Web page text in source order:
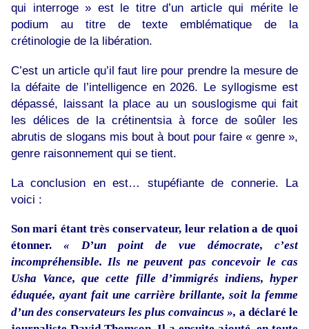
qui interroge » est le titre d’un article qui mérite le
podium au titre de texte emblématique de la
crétinologie de la libération.
C’est un article qu’il faut lire pour prendre la mesure de
la défaite de l’intelligence en 2026. Le syllogisme est
dépassé, laissant la place au un souslogisme qui fait
les délices de la crétinentsia à force de soûler les
abrutis de slogans mis bout à bout pour faire « genre »,
genre raisonnement qui se tient.
La conclusion en est… stupéfiante de connerie. La
voici :
Son mari étant très conservateur, leur relation a de quoi
étonner. « D’un point de vue démocrate, c’est
incompréhensible. Ils ne peuvent pas concevoir le cas
Usha Vance, que cette fille d’immigrés indiens, hyper
éduquée, ayant fait une carrière brillante, soit la femme
d’un des conservateurs les plus convaincus », a déclaré le